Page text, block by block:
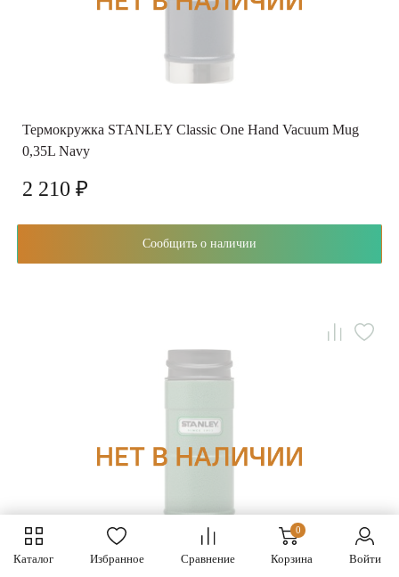
Каталог Избранное Сравнение
0
Корзина Войти
Термокружка STANLEY Classic One Hand Vacuum Mug
0,35L Navy
2 210 ₽
Сообщить о наличии